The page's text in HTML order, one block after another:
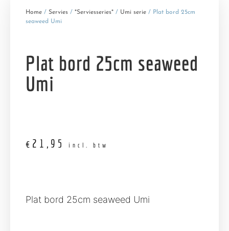
Home / Servies / *Serviesseries* / Umi serie / Plat bord 25cm
seaweed Umi
Plat bord 25cm seaweed
Umi
€ 21,95 incl. btw
Plat bord 25cm seaweed Umi